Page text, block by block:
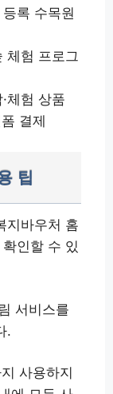
록 수목원
체험 프로그
체험 상품
결제
팁
지바우처 홈
인할 수 있
서비스를
.
사용하지